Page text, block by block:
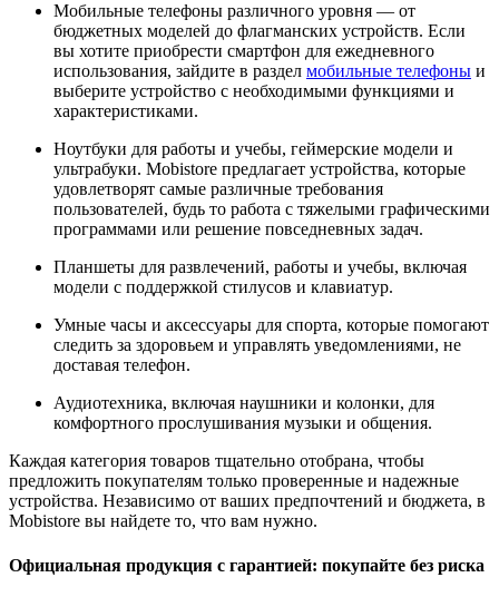
Мобильные телефоны различного уровня — от
бюджетных моделей до флагманских устройств. Если
вы хотите приобрести смартфон для ежедневного
использования, зайдите в раздел мобильные телефоны и
выберите устройство с необходимыми функциями и
характеристиками.
Ноутбуки для работы и учебы, геймерские модели и
ультрабуки. Mobistore предлагает устройства, которые
удовлетворят самые различные требования
пользователей, будь то работа с тяжелыми графическими
программами или решение повседневных задач.
Планшеты для развлечений, работы и учебы, включая
модели с поддержкой стилусов и клавиатур.
Умные часы и аксессуары для спорта, которые помогают
следить за здоровьем и управлять уведомлениями, не
доставая телефон.
Аудиотехника, включая наушники и колонки, для
комфортного прослушивания музыки и общения.
Каждая категория товаров тщательно отобрана, чтобы
предложить покупателям только проверенные и надежные
устройства. Независимо от ваших предпочтений и бюджета, в
Mobistore вы найдете то, что вам нужно.
Официальная продукция с гарантией: покупайте без риска